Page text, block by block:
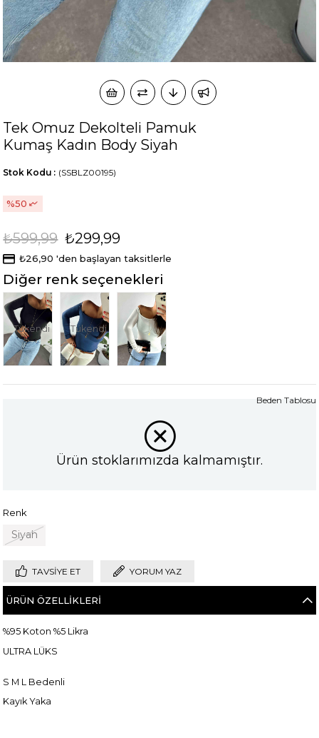
Tek Omuz Dekolteli Pamuk
Kumaş Kadın Body Siyah
(SSBLZ00195)
Stok Kodu
50
₺599,99 ₺299,99
₺26,90 'den başlayan taksitlerle
Diğer renk seçenekleri
Tükendi Tükendi
Ürün stoklarımızda kalmamıştır.
Renk
Siyah
Beden Tablosu
TAVSIYE ET YORUM YAZ
ÜRÜN ÖZELLIKLERI
%95 Koton %5 Likra
ULTRA LÜKS
S M L Bedenli
Kayık Yaka